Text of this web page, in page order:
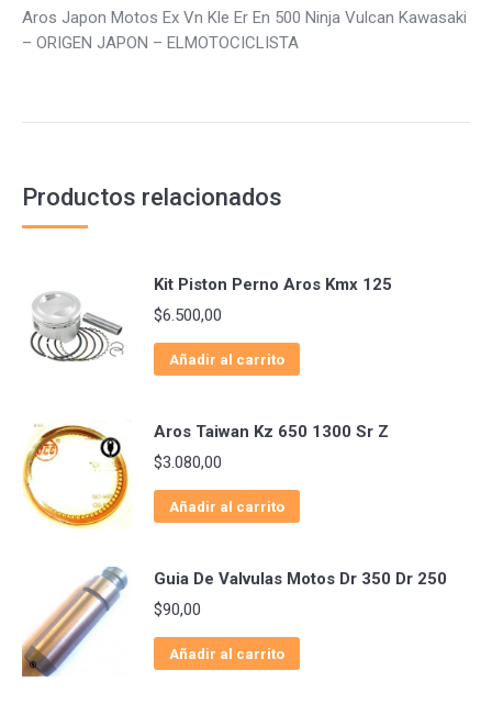
Aros Japon Motos Ex Vn Kle Er En 500 Ninja Vulcan Kawasaki
– ORIGEN JAPON – ELMOTOCICLISTA
Productos relacionados
Kit Piston Perno Aros Kmx 125
$6.500,00
Añadir al carrito
Aros Taiwan Kz 650 1300 Sr Z
$3.080,00
Añadir al carrito
Guia De Valvulas Motos Dr 350 Dr 250
$90,00
Añadir al carrito